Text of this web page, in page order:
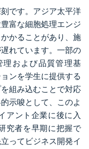
です。アジア太平洋
富な細胞処理エンジ
かることがあり、施
れています。一部の
理および品質管理基
ンを学生に提供する
組み込むことで対応
示唆として、このよ
アント企業に後に入
究者を早期に把握で
ってビジネス開発イ